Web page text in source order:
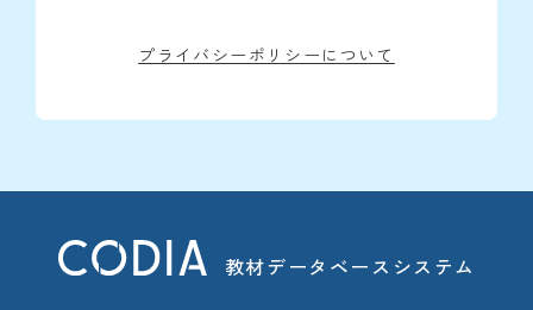
プライバシーポリシーについて
教材データベースシステム